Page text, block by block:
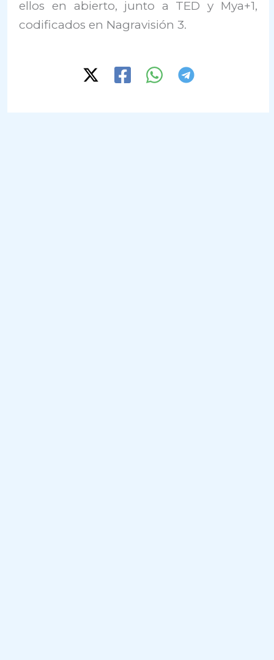
ellos en abierto, junto a TED y Mya+1,
codificados en Nagravisión 3.